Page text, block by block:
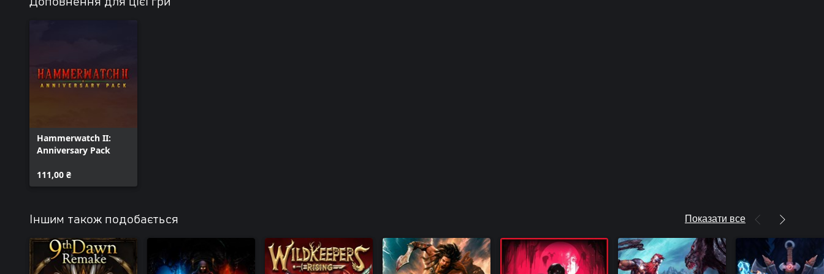
Hammerwatch II:
Anniversary Pack
111,00 ₴
Іншим також подобається Показати все